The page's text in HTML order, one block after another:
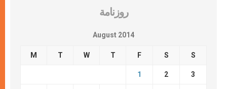
روزنامة
August 2014
M T W T F S S
1 2 3